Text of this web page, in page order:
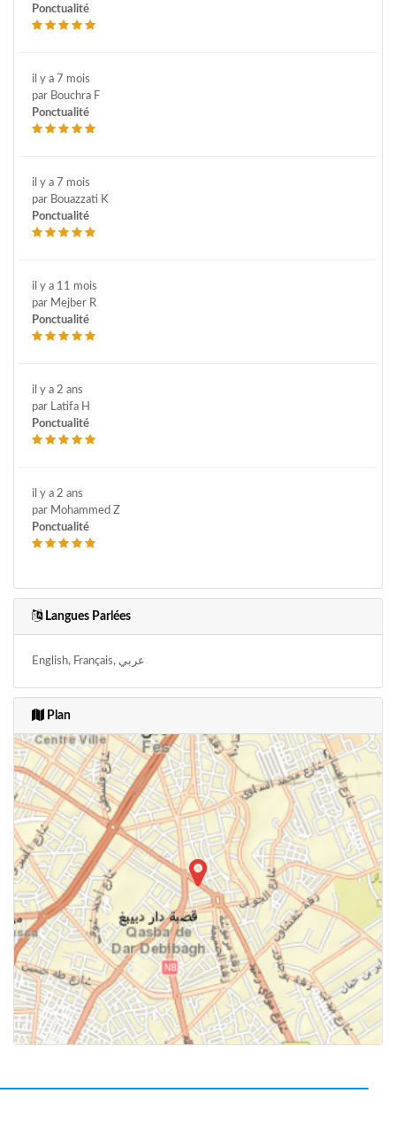
Ponctualité
il y a 7 mois
par Bouchra F
Ponctualité
il y a 7 mois
par Bouazzati K
Ponctualité
il y a 11 mois
par Mejber R
Ponctualité
il y a 2 ans
par Latifa H
Ponctualité
il y a 2 ans
par Mohammed Z
Ponctualité
Langues Parlées
English, Français, عربي
Plan